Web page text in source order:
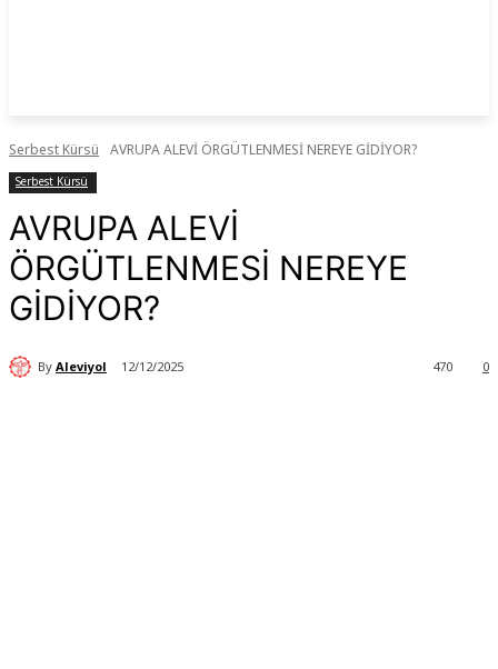
Serbest Kürsü AVRUPA ALEVİ ÖRGÜTLENMESİ NEREYE GİDİYOR?
Serbest Kürsü
AVRUPA ALEVİ
ÖRGÜTLENMESİ NEREYE
GİDİYOR?
By Aleviyol 12/12/2025 0
470